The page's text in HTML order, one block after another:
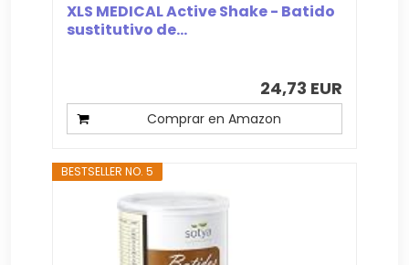
XLS MEDICAL Active Shake - Batido
sustitutivo de...
24,73 EUR
Comprar en Amazon
BESTSELLER NO. 5